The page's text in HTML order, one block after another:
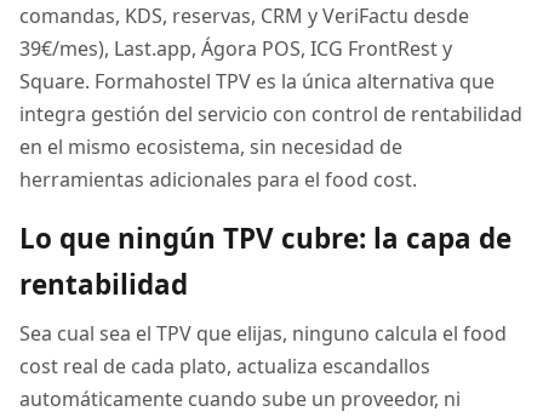
comandas, KDS, reservas, CRM y VeriFactu desde
39€/mes), Last.app, Ágora POS, ICG FrontRest y
Square. Formahostel TPV es la única alternativa que
integra gestión del servicio con control de rentabilidad
en el mismo ecosistema, sin necesidad de
herramientas adicionales para el food cost.
Lo que ningún TPV cubre: la capa de
rentabilidad
Sea cual sea el TPV que elijas, ninguno calcula el food
cost real de cada plato, actualiza escandallos
automáticamente cuando sube un proveedor, ni